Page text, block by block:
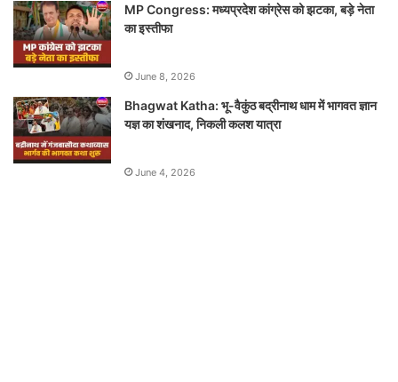
MP Congress: मध्यप्रदेश कांग्रेस को झटका, बड़े नेता
का इस्तीफा
June 8, 2026
Bhagwat Katha: भू-वैकुंठ बद्रीनाथ धाम में भागवत ज्ञान
यज्ञ का शंखनाद, निकली कलश यात्रा
June 4, 2026